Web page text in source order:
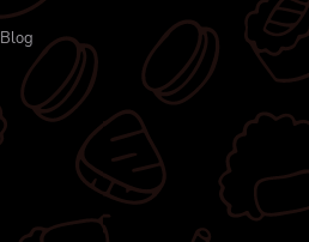
Blog